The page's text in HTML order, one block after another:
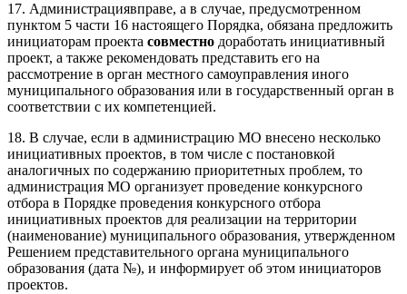
17. Администрациявправе, а в случае, предусмотренном
пунктом 5 части 16 настоящего Порядка, обязана предложить
инициаторам проекта совместно доработать инициативный
проект, а также рекомендовать представить его на
рассмотрение в орган местного самоуправления иного
муниципального образования или в государственный орган в
соответствии с их компетенцией.
18. В случае, если в администрацию МО внесено несколько
инициативных проектов, в том числе с постановкой
аналогичных по содержанию приоритетных проблем, то
администрация МО организует проведение конкурсного
отбора в Порядке проведения конкурсного отбора
инициативных проектов для реализации на территории
(наименование) муниципального образования, утвержденном
Решением представительного органа муниципального
образования (дата №), и информирует об этом инициаторов
проектов.